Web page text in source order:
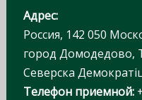
Адрес:
Россия, 142 050
город Домодедово,
Северска
Телефон приемной: